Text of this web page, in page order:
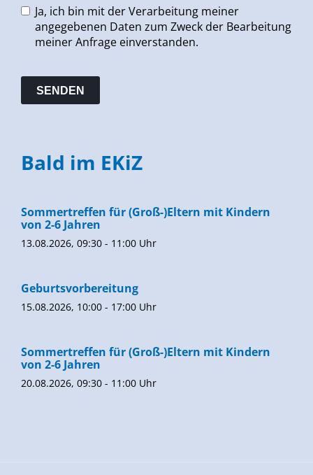
Ja, ich bin mit der Verarbeitung meiner
angegebenen Daten zum Zweck der Bearbeitung
meiner Anfrage einverstanden.
Bald im EKiZ
Sommertreffen für (Groß-)Eltern mit Kindern
von 2-6 Jahren
13.08.2026, 09:30 - 11:00 Uhr
Geburtsvorbereitung
15.08.2026, 10:00 - 17:00 Uhr
Sommertreffen für (Groß-)Eltern mit Kindern
von 2-6 Jahren
20.08.2026, 09:30 - 11:00 Uhr